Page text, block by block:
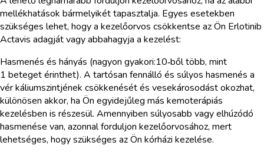
mellékhatások bármelyikét tapasztalja. Egyes esetekben
szükséges lehet, hogy a kezelőorvos csökkentse az Ön Erlotinib
Actavis adagját vagy abbahagyja a kezelést:
Hasmenés és hányás (nagyon gyakori:10‑ből több, mint
1 beteget érinthet). A tartósan fennálló és súlyos hasmenés a
vér káliumszintjének csökkenését és vesekárosodást okozhat,
különösen akkor, ha Ön egyidejűleg más kemoterápiás
kezelésben is részesül. Amennyiben súlyosabb vagy elhúzódó
hasmenése van, azonnal forduljon kezelőorvosához, mert
lehetséges, hogy szükséges az Ön kórházi kezelése.